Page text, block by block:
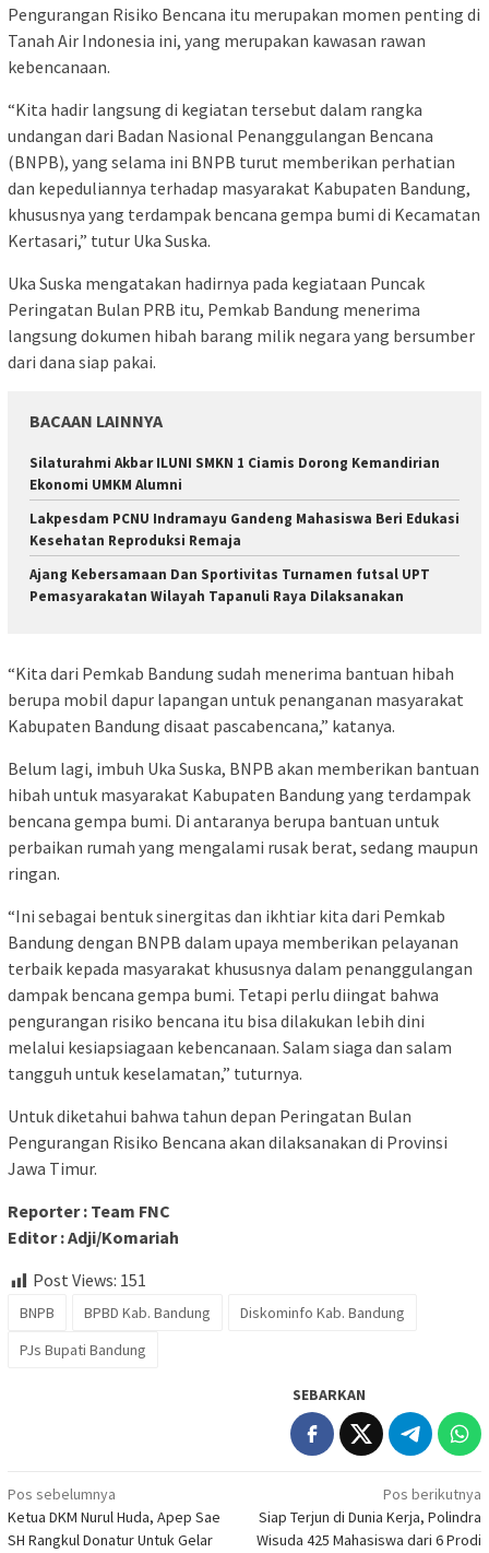
Pengurangan Risiko Bencana itu merupakan momen penting di
Tanah Air Indonesia ini, yang merupakan kawasan rawan
kebencanaan.
“Kita hadir langsung di kegiatan tersebut dalam rangka
undangan dari Badan Nasional Penanggulangan Bencana
(BNPB), yang selama ini BNPB turut memberikan perhatian
dan kepeduliannya terhadap masyarakat Kabupaten Bandung,
khususnya yang terdampak bencana gempa bumi di Kecamatan
Kertasari,” tutur Uka Suska.
Uka Suska mengatakan hadirnya pada kegiataan Puncak
Peringatan Bulan PRB itu, Pemkab Bandung menerima
langsung dokumen hibah barang milik negara yang bersumber
dari dana siap pakai.
BACAAN LAINNYA
Silaturahmi Akbar ILUNI SMKN 1 Ciamis Dorong Kemandirian
Ekonomi UMKM Alumni
Lakpesdam PCNU Indramayu Gandeng Mahasiswa Beri Edukasi
Kesehatan Reproduksi Remaja
Ajang Kebersamaan Dan Sportivitas Turnamen futsal UPT
Pemasyarakatan Wilayah Tapanuli Raya Dilaksanakan
“Kita dari Pemkab Bandung sudah menerima bantuan hibah
berupa mobil dapur lapangan untuk penanganan masyarakat
Kabupaten Bandung disaat pascabencana,” katanya.
Belum lagi, imbuh Uka Suska, BNPB akan memberikan bantuan
hibah untuk masyarakat Kabupaten Bandung yang terdampak
bencana gempa bumi. Di antaranya berupa bantuan untuk
perbaikan rumah yang mengalami rusak berat, sedang maupun
ringan.
“Ini sebagai bentuk sinergitas dan ikhtiar kita dari Pemkab
Bandung dengan BNPB dalam upaya memberikan pelayanan
terbaik kepada masyarakat khususnya dalam penanggulangan
dampak bencana gempa bumi. Tetapi perlu diingat bahwa
pengurangan risiko bencana itu bisa dilakukan lebih dini
melalui kesiapsiagaan kebencanaan. Salam siaga dan salam
tangguh untuk keselamatan,” tuturnya.
Untuk diketahui bahwa tahun depan Peringatan Bulan
Pengurangan Risiko Bencana akan dilaksanakan di Provinsi
Jawa Timur.
Reporter : Team FNC
Editor : Adji/Komariah
Post Views: 151
BNPB BPBD Kab. Bandung
Diskominfo Kab. Bandung
PJs Bupati Bandung
SEBARKAN
Navigasi
pos
Pos sebelumnya
Ketua DKM Nurul Huda, Apep Sae
SH Rangkul Donatur Untuk Gelar
Pos berikutnya
Siap Terjun di Dunia Kerja, Polindra
Wisuda 425 Mahasiswa dari 6 Prodi